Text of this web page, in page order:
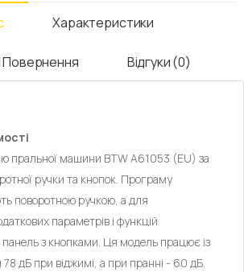
Характеристики
Повернення Відгуки (0)
пральної машини BTW A61053 (EU) за
ручки та кнопок. Програму
поворотною ручкою, а для
параметрів і функцій
з кнопками. Ця модель працює із
дБ при віджимі, а при пранні - 60 дБ.